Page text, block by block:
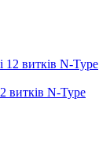
витків N-Type